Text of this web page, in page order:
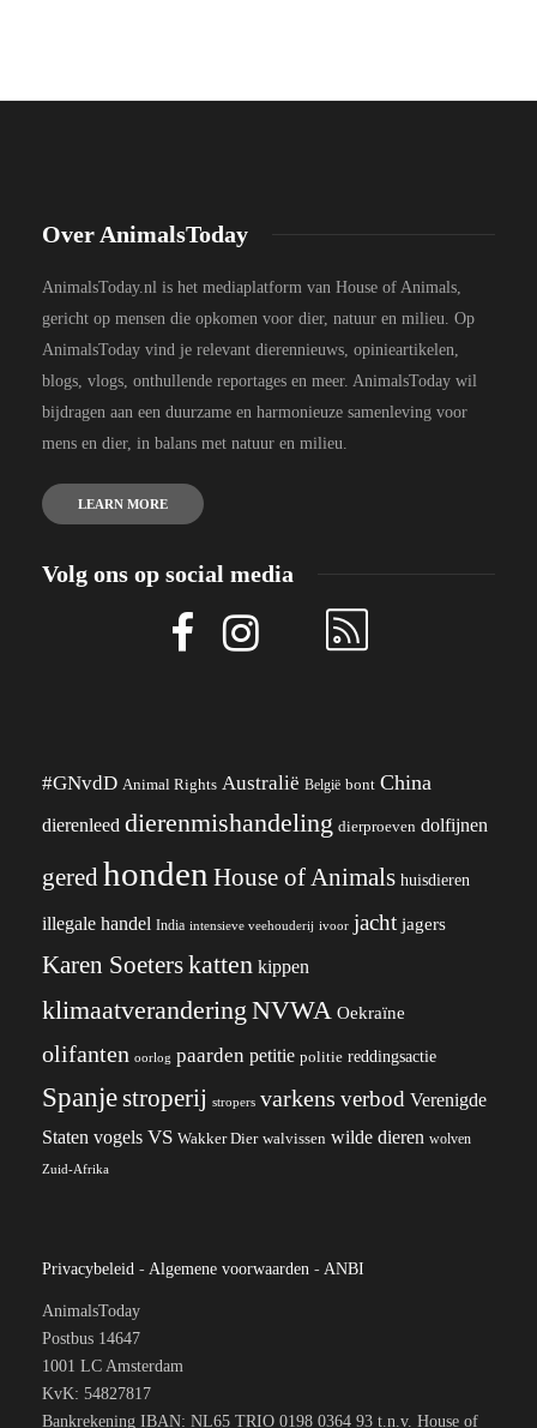
Over AnimalsToday
AnimalsToday.nl is het mediaplatform van House of Animals,
gericht op mensen die opkomen voor dier, natuur en milieu. Op
AnimalsToday vind je relevant dierennieuws, opinieartikelen,
blogs, vlogs, onthullende reportages en meer. AnimalsToday wil
bijdragen aan een duurzame en harmonieuze samenleving voor
mens en dier, in balans met natuur en milieu.
LEARN MORE
Volg ons op social media
#GNvdD Animal Rights Australië België bont China
dierenleed dierenmishandeling dierproeven dolfijnen
gered honden House of Animals huisdieren
illegale handel India intensieve veehouderij ivoor jacht jagers
Karen Soeterskatten kippen
klimaatverandering NVWA Oekraïne
olifanten oorlog paarden petitie politie reddingsactie
Spanjestroperij stropers varkens verbod Verenigde
Staten vogels VS Wakker Dier walvissen wilde dieren wolven
Zuid-Afrika
Privacybeleid - Algemene voorwaarden - ANBI
AnimalsToday
Postbus 14647
1001 LC Amsterdam
KvK: 54827817
Bankrekening IBAN: NL65 TRIO 0198 0364 93 t.n.v. House of